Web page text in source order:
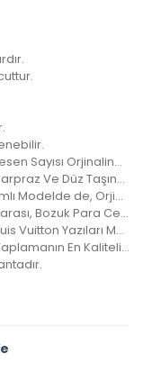
Orijinali İle Birebir Olup Çanta Üzerindeki Desen Sayısı Orjinalinde ki İle Aynıdır.
Çanta Vejital Deri Askı Kayışı İle Omuzda, Çarpraz Ve Düz Taşınabilir.
Çanta Kareli Modelde de, Clasic Monogramlı Modelde de, Orjinalinde ki Kare Sayısı İle Çantamızdaki Kare Sayıları Eşittir.
Louis Vuitton Logoları Ve Kareleri, Seri Numarası, Bozuk Para Cebi İle Birebir Aynıdır.
Askı Kayışının Kancaları Ve Halkalarında Louis Vuitton Yazıları Mevcuttur Ve Metal Aksamları Altın Banyodur.
Altın Banyo Adından da Anlaşılacağı Gibi, Kaplamanın En Kaliteli Olanıdır. Ömürlüktür, Yıllarca Kararmaz, Sararmaz.